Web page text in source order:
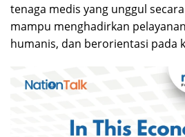
tenaga medis yang unggul
mampu menghadirkan
humanis, dan berorientasi pada